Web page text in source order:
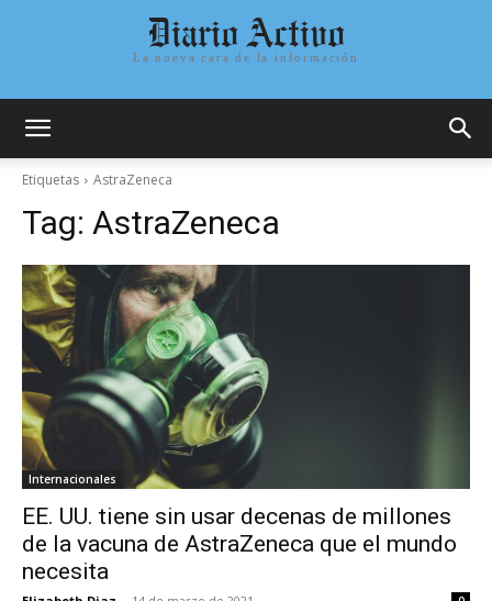
Diario Activo
La nueva cara de la información
Etiquetas AstraZeneca
Tag: AstraZeneca
Internacionales
EE. UU. tiene sin usar decenas de millones
de la vacuna de AstraZeneca que el mundo
necesita